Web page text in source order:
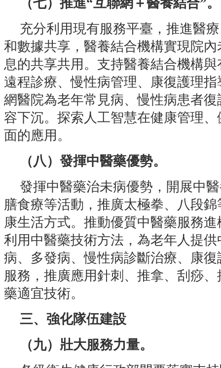
（七）推進“互聯網＋醫養結合”。
充分利用現有服務平臺，推進醫
和數據共享，醫養結合機構實現院
息的共享共用。支持醫養結合機構
遠程診療、慢性病管理、康復護理
網醫院為老年常見病、慢性病患者
容下沉。探索人工智慧在健康管理
面的應用。
（八）發揮中醫藥優勢。
發揮中醫藥治未病優勢，開展中
膳食療等活動，推廣太極拳、八段
康生活方式。推動優質中醫藥服務
利用中醫藥技術方法，為老年人提
病、多發病、慢性病診斷治療、康
服務，推廣應用針刺、推拿、刮痧
藥適宜技術。
三、強化隊伍建設
（九）壯大服務力量。